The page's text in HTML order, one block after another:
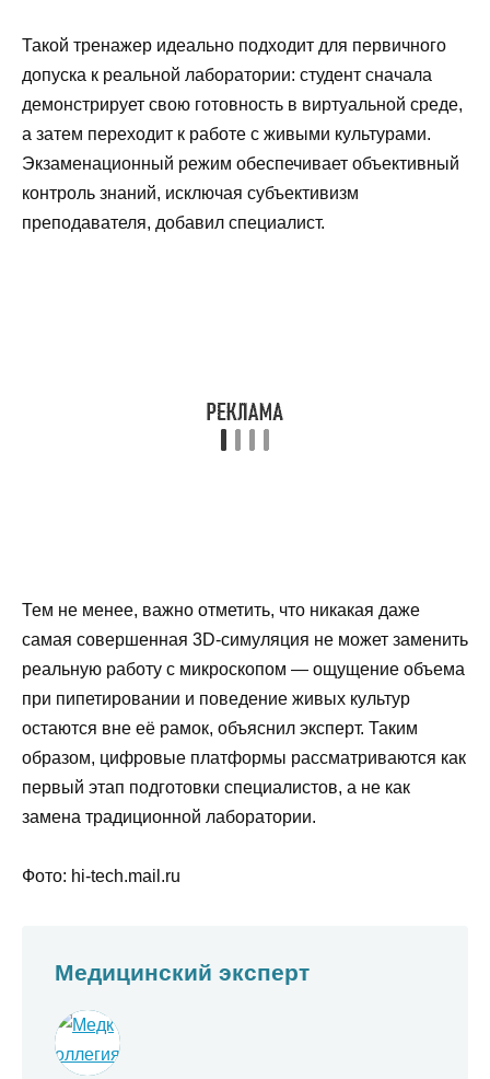
Такой тренажер идеально подходит для первичного
допуска к реальной лаборатории: студент сначала
демонстрирует свою готовность в виртуальной среде,
а затем переходит к работе с живыми культурами.
Экзаменационный режим обеспечивает объективный
контроль знаний, исключая субъективизм
преподавателя, добавил специалист.
Тем не менее, важно отметить, что никакая даже
самая совершенная 3D-симуляция не может заменить
реальную работу с микроскопом — ощущение объема
при пипетировании и поведение живых культур
остаются вне её рамок, объяснил эксперт. Таким
образом, цифровые платформы рассматриваются как
первый этап подготовки специалистов, а не как
замена традиционной лаборатории.
Фото: hi-tech.mail.ru
Медицинский эксперт